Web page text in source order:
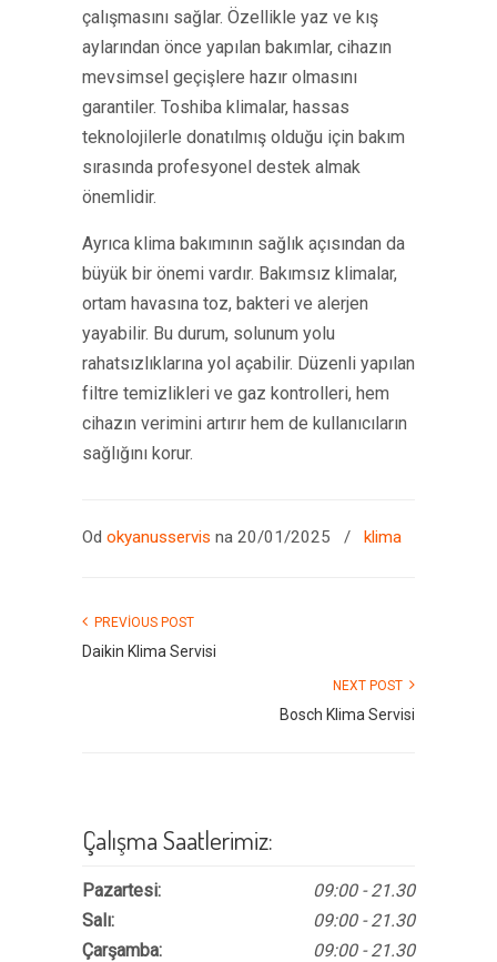
çalışmasını sağlar. Özellikle yaz ve kış
aylarından önce yapılan bakımlar, cihazın
mevsimsel geçişlere hazır olmasını
garantiler. Toshiba klimalar, hassas
teknolojilerle donatılmış olduğu için bakım
sırasında profesyonel destek almak
önemlidir.
Ayrıca klima bakımının sağlık açısından da
büyük bir önemi vardır. Bakımsız klimalar,
ortam havasına toz, bakteri ve alerjen
yayabilir. Bu durum, solunum yolu
rahatsızlıklarına yol açabilir. Düzenli yapılan
filtre temizlikleri ve gaz kontrolleri, hem
cihazın verimini artırır hem de kullanıcıların
sağlığını korur.
Od okyanusservis na 20/01/2025 / klima
PREVIOUS POST
Daikin Klima Servisi
NEXT POST
Bosch Klima Servisi
Çalışma Saatlerimiz:
Pazartesi:
Salı:
Çarşamba:
09:00 - 21.30
09:00 - 21.30
09:00 - 21.30